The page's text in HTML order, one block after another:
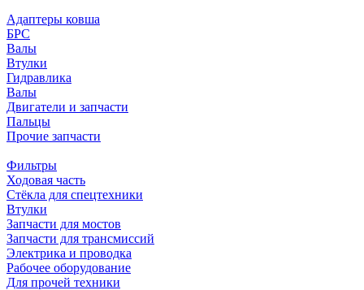
Адаптеры ковша
БРС
Валы
Втулки
Гидравлика
Валы
Двигатели и запчасти
Пальцы
Прочие запчасти
Фильтры
Ходовая часть
Стёкла для спецтехники
Втулки
Запчасти для мостов
Запчасти для трансмиссий
Электрика и проводка
Рабочее оборудование
Для прочей техники